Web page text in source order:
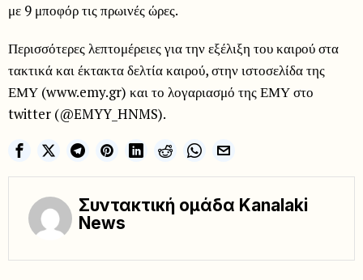
με 9 μποφόρ τις πρωινές ώρες.
Περισσότερες λεπτομέρειες για την εξέλιξη του καιρού στα
τακτικά και έκτακτα δελτία καιρού, στην ιστοσελίδα της
ΕΜΥ (www.emy.gr) και το λογαριασμό της ΕΜΥ στο
twitter (@EMYY_HNMS).
Συντακτική ομάδα Kanalaki
News